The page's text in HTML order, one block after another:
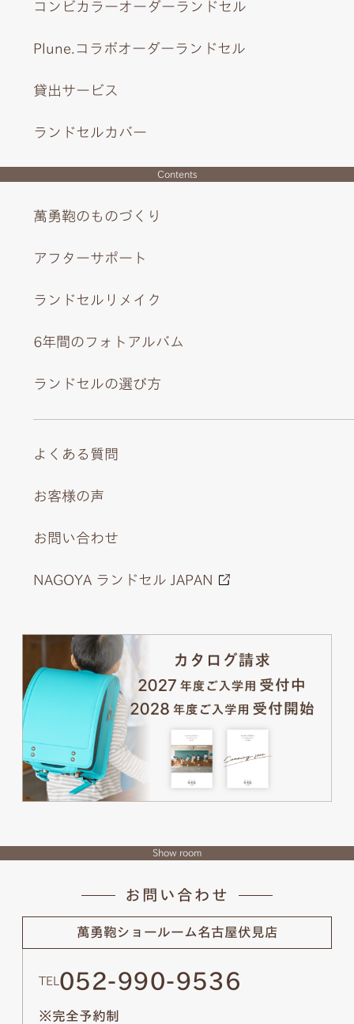
コンビカラーオーダーランドセル
Plune.コラボオーダーランドセル
貸出サービス
ランドセルカバー
Contents
萬勇鞄のものづくり
アフターサポート
ランドセルリメイク
6年間のフォトアルバム
ランドセルの選び方
よくある質問
お客様の声
お問い合わせ
NAGOYA ランドセル JAPAN
Show room
お問い合わせ
萬勇鞄ショールーム名古屋伏見店
TEL 052-990-9536
※完全予約制